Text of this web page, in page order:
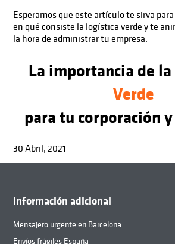
Esperamos que este artículo te sirva
en qué consiste la logística verde y te
la hora de administrar tu empresa.
La importancia de la
Verde
para tu corporación
30 Abril, 2021
Información adicional
Mensajero urgente en Barcelona
Envíos frágiles España